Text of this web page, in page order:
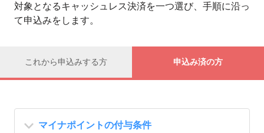
対象となるキャッシュレス決済を一つ選び、手順に沿っ
て申込みをします。
これから申込みする方 申込み済の方
マイナポイントの付与条件